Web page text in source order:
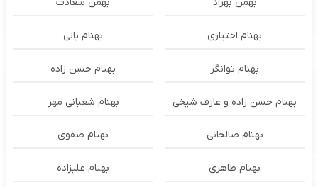
بهنام اختیاری بهنام بانی
بهنام توانگر بهنام حسن زاده
بهنام حسن زاده و عارف شیخی بهنام شعبانی مهر
بهنام صالحانی بهنام صفوی
بهنام طاهری بهنام علیزاده